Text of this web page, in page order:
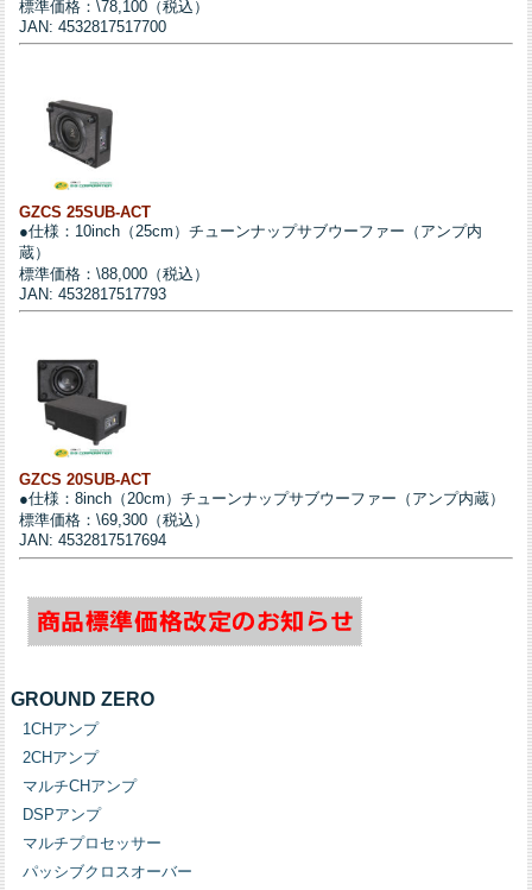
標準価格：\78,100（税込）
JAN: 4532817517700
GZCS 25SUB-ACT
●仕様：10inch（25cm）チューンナップサブウーファー（アンプ内
蔵）
標準価格：\88,000（税込）
JAN: 4532817517793
GZCS 20SUB-ACT
●仕様：8inch（20cm）チューンナップサブウーファー（アンプ内蔵）
標準価格：\69,300（税込）
JAN: 4532817517694
GROUND ZERO
1CHアンプ
2CHアンプ
マルチCHアンプ
DSPアンプ
マルチプロセッサー
パッシブクロスオーバー